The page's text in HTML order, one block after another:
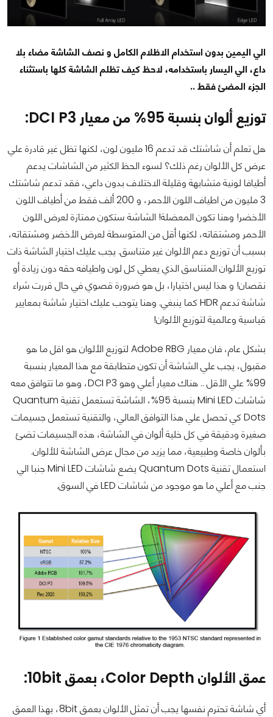
الي اليمين بدون استخدام الاظلام الكامل و نصف الشاشة مضاء بلا
داع، الي اليسار باستخدامه، لاحظ كيف تظلم الشاشة كلها باستثناء
الجزء المضئ فقط ..
توزيع ألوان بنسبة 95% من معيار DCI P3:
هل تعلم أن شاشتك قد تدعم 16 مليون لون، لكنها تظل غير قادرة علي
عرض كل الألوان رغم ذلك؟ لسوء الحظ الكثير من الشاشات يدعم
أطيافا لونية متشابهة وقليلة الاختلاف بدون داعي، فقد تدعم شاشتك
3 مليون من اطياف اللون الأحمر، و 200 ألف فقط من أطياف اللون
الأخضر! وهنا تكون المعضلة! الشاشة ستكون ممتازة لعرض اللون
الأحمر ومشتقاته، لكنها أقل من المتوسطة لعرض الأخضر ومشتقاته،
بسبب أن توزيع دعم الألوان غير متناسق. يجب عليك اختيار الشاشة ذات
توزيع الألوان المتناسق الذي يعطي كل لون واطيافه حقه دون زيادة أو
نقصان! و هذا ليس اختيارا، بل هو ضرورة قصوي في حال قررت شراء
شاشة تدعم HDR كما ينبغي. وهنا يتوجب عليك اختيار شاشة بمعايير
قياسية وعالمية لتوزيع الألوان!
بشكل عام، فان معيار Adobe RBG لتوزيع الألوان هو اقل ما هو
مقبول، يجب علي الشاشة أن تكون متطابقة مع هذا المعيار بنسبة
99% علي الأقل .. هناك معيار أعلي وهو
DCI P3، وهو ما تتوافق معه
شاشات Mini LED بنسبة 95%، الشاشة تستعمل تقنية Quantum
Dots كي تحصل علي هذا التوافق العالي، والتقنية تستعمل جسيمات
صغيرة ودقيقة في كل خلية ألوان في الشاشة، هذه الجسيمات تضئ
بألوان خاصة وطبيعية، مما يزيد من مجال عرض الشاشة للألوان.
استعمال تقنية Quantum Dots يضع شاشات Mini LED جنبا الي
جنب مع أعلي ما هو موجود من شاشات LED في السوق.
عمق الألوان Color Depth، بعمق 10bit:
أي شاشة تحترم نفسها يجب أن تمثل الألوان بعمق 8bit، بهذا العمق